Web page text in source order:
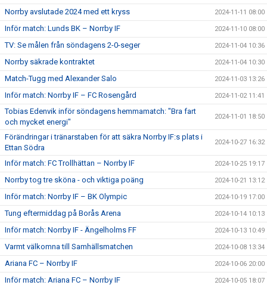
Norrby avslutade 2024 med ett kryss 2024-11-11 08:00
Inför match: Lunds BK – Norrby IF 2024-11-10 08:00
TV: Se målen från söndagens 2-0-seger 2024-11-04 10:36
Norrby säkrade kontraktet 2024-11-04 10:30
Match-Tugg med Alexander Salo 2024-11-03 13:26
Inför match: Norrby IF – FC Rosengård 2024-11-02 11:41
Tobias Edenvik inför söndagens hemmamatch: "Bra fart
och mycket energi"
2024-11-01 18:50
Förändringar i tränarstaben för att säkra Norrby IF:s plats i
Ettan Södra
2024-10-27 16:32
Inför match: FC Trollhättan – Norrby IF 2024-10-25 19:17
Norrby tog tre sköna - och viktiga poäng 2024-10-21 13:12
Inför match: Norrby IF – BK Olympic 2024-10-19 17:00
Tung eftermiddag på Borås Arena 2024-10-14 10:13
Inför match: Norrby IF - Ängelholms FF 2024-10-13 10:49
Varmt välkomna till Samhällsmatchen 2024-10-08 13:34
Ariana FC – Norrby IF 2024-10-06 20:00
Inför match: Ariana FC – Norrby IF 2024-10-05 18:07